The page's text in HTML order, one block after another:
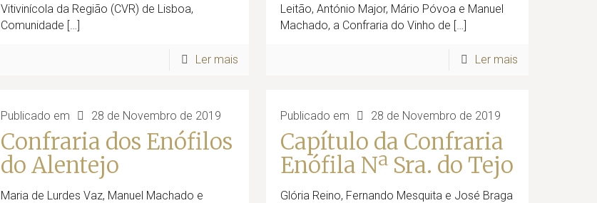
Vitivinícola da Região (CVR) de Lisboa,
Comunidade […]
Ler mais
Leitão, António Major, Mário Póvoa e Manuel
Machado, a Confraria do Vinho de […]
Ler mais
Publicado em 28 de Novembro de 2019
Confraria dos Enófilos
do Alentejo
Maria de Lurdes Vaz, Manuel Machado e
Publicado em 28 de Novembro de 2019
Capítulo da Confraria
Enófila Nª Sra. do Tejo
Glória Reino, Fernando Mesquita e José Braga